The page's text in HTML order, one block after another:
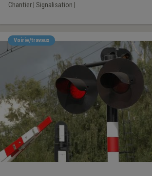
Chantier| Signalisation
Voirie/travaux